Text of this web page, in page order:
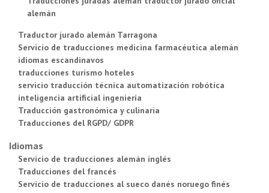
alemán
Traductor jurado alemán Tarragona
Servicio de traducciones medicina farmacéutica alemán
idiomas escandinavos
traducciones turismo hoteles
servicio traducción técnica automatización robótica
inteligencia artificial ingeniería
Traducción gastronómica y culinaria
Traducciones del RGPD/ GDPR
Idiomas
Servicio de traducciones alemán inglés
Traducciones del francés
Servicio de traducciones al sueco danés noruego finés